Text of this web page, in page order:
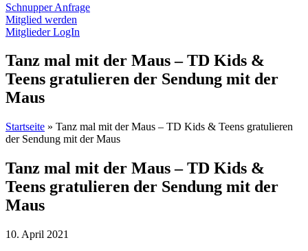
Schnupper Anfrage
Mitglied werden
Mitglieder LogIn
Tanz mal mit der Maus – TD Kids &
Teens gratulieren der Sendung mit der
Maus
Startseite » Tanz mal mit der Maus – TD Kids & Teens gratulieren
der Sendung mit der Maus
Tanz mal mit der Maus – TD Kids &
Teens gratulieren der Sendung mit der
Maus
10. April 2021